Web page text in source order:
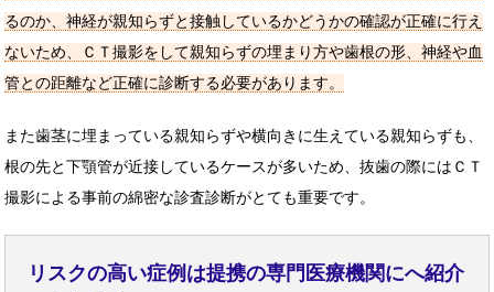
るのか、神経が親知らずと接触しているかどうかの確認が正確に行え
ないため、ＣＴ撮影をして親知らずの埋まり方や歯根の形、神経や血
管との距離など正確に診断する必要があります。
また歯茎に埋まっている親知らずや横向きに生えている親知らずも、
根の先と下顎管が近接しているケースが多いため、抜歯の際にはＣＴ
撮影による事前の綿密な診査診断がとても重要です。
リスクの高い症例は提携の専門医療機関にへ紹介